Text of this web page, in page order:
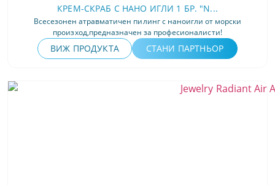
КРЕМ-СКРАБ С НАНО ИГЛИ 1 БР. "N...
Всесезонен атравматичен пилинг с наноигли от морски
произход,предназначен за професионалисти!
ВИЖ ПРОДУКТА СТАНИ ПАРТНЬОР